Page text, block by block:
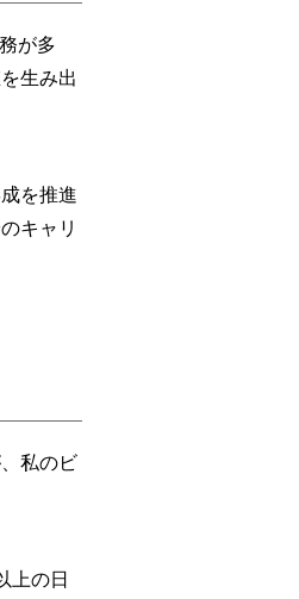
が多
生み出
を推進
キャリ
私のビ
上の日